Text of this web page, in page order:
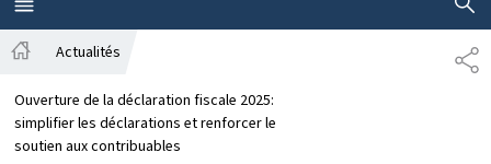
MENU
PRINCIPAL
Actualités
Ouverture de la déclaration fiscale 2025:
simplifier les déclarations et renforcer le
soutien aux contribuables